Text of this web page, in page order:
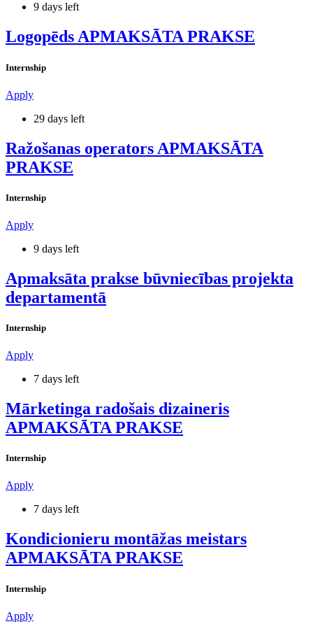
9 days left
Logopēds APMAKSĀTA PRAKSE
Internship
Apply
29 days left
Ražošanas operators APMAKSĀTA
PRAKSE
Internship
Apply
9 days left
Apmaksāta prakse būvniecības projekta
departamentā
Internship
Apply
7 days left
Mārketinga radošais dizaineris
APMAKSĀTA PRAKSE
Internship
Apply
7 days left
Kondicionieru montāžas meistars
APMAKSĀTA PRAKSE
Internship
Apply